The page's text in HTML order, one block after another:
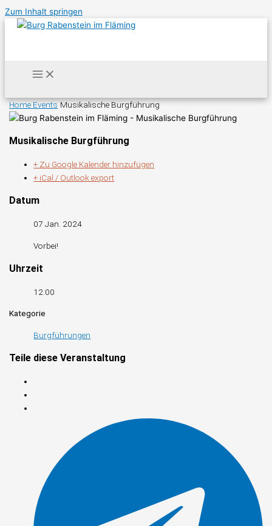
Zum Inhalt springen
HomeEvents Musikalische Burgführung
Musikalische Burgführung
+ Zu Google Kalender hinzufügen
+ iCal / Outlook export
Datum
07 Jan. 2024
Vorbei!
Uhrzeit
12:00
Kategorie
Burgführungen
Teile diese Veranstaltung